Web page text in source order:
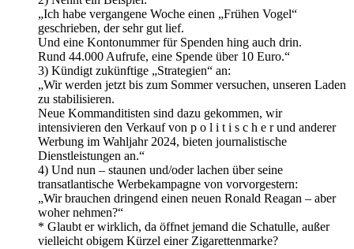
„Ich habe vergangene Woche einen „Frühen Vogel“
geschrieben, der sehr gut lief.
Und eine Kontonummer für Spenden hing auch drin.
Rund 44.000 Aufrufe, eine Spende über 10 Euro.“
3) Kündigt zukünftige „Strategien“ an:
„Wir werden jetzt bis zum Sommer versuchen, unseren Laden
zu stabilisieren.
Neue Kommanditisten sind dazu gekommen, wir
intensivieren den Verkauf von p o l i t i s c h e r und anderer
Werbung im Wahljahr 2024, bieten journalistische
Dienstleistungen an.“
4) Und nun – staunen und/oder lachen über seine
transatlantische Werbekampagne von vorvorgestern:
„Wir brauchen dringend einen neuen Ronald Reagan – aber
woher nehmen?“
* Glaubt er wirklich, da öffnet jemand die Schatulle, außer
vielleicht obigem Kürzel einer Zigarettenmarke?